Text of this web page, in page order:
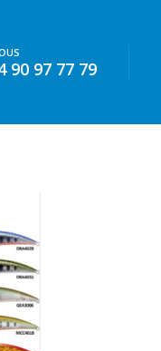
90 97 77 79